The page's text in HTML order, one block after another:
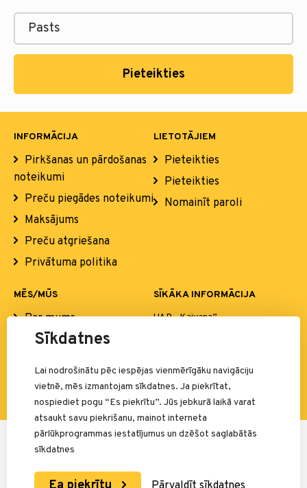
Pieteikties
INFORMĀCIJA
Pirkšanas un pārdošanas
noteikumi
Preču piegādes noteikumi
Maksājums
Preču atgriešana
Privātuma politika
LIETOTĀJIEM
Pieteikties
Pieteikties
Nomainīt paroli
MĒS/MŪS
Par mums
Mūsu pārstāvētie ražotāji
SĪKĀKA INFORMĀCIJA
UAB „Kaivana”
Par maksājumiem atbild:
Sīkdatnes
Lai nodrošinātu pēc iespējas vienmērīgāku navigāciju
vietnē, mēs izmantojam sīkdatnes. Ja piekrītat,
nospiediet pogu “Es piekrītu”. Jūs jebkurā laikā varat
atsaukt savu piekrišanu, mainot interneta
pārlūkprogrammas iestatījumus un dzēšot saglabātās
sīkdatnes